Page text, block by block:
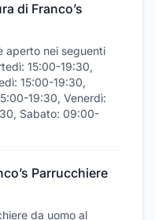
di Franco’s
aperto nei seguenti
15:00-19:30,
15:00-19:30,
19:30, Venerdì:
Sabato: 09:00-
Parrucchiere
da uomo al